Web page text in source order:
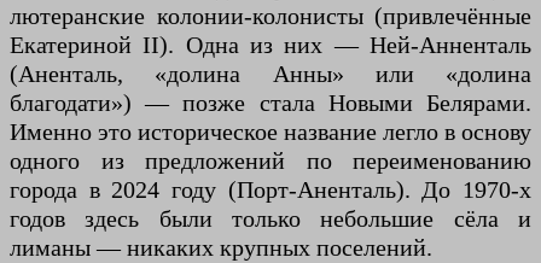
лютеранские колонии-колонисты (привлечённые
Екатериной II). Одна из них — Ней-Анненталь
(Аненталь, «долина Анны» или «долина
благодати») — позже стала Новыми Белярами.
Именно это историческое название легло в основу
одного из предложений по переименованию
города в 2024 году (Порт-Аненталь). До 1970-х
годов здесь были только небольшие сёла и
лиманы — никаких крупных поселений.